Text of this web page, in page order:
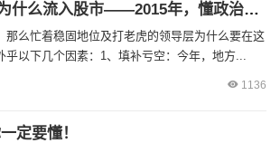
新手课程：资金为什么流入股市——2015年，懂政治才能赚钱
那么忙着稳固地位及打老虎的领导层为什么要在这
乎以下几个因素：1、填补亏空：今年，地方...
1136
定要懂！